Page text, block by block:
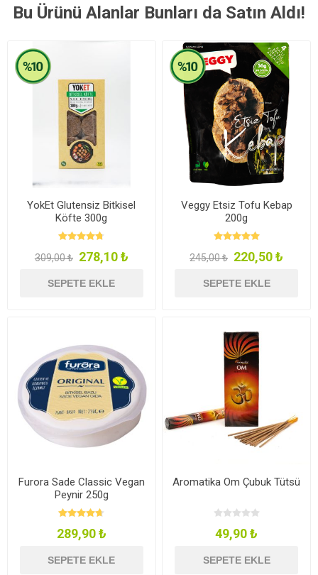
Bu Ürünü Alanlar Bunları da Satın Aldı!
YokEt Glutensiz Bitkisel
Köfte 300g
309,00 ₺ 278,10 ₺
SEPETE EKLE
Veggy Etsiz Tofu Kebap
200g
245,00 ₺ 220,50 ₺
SEPETE EKLE
Furora Sade Classic Vegan
Peynir 250g
289,90 ₺
SEPETE EKLE
Aromatika Om Çubuk Tütsü
49,90 ₺
SEPETE EKLE